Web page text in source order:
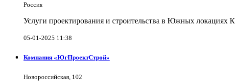
Россия
Услуги проектирования и строительства в Южных локациях
05-01-2025 11:38
Компания «ЮгПроектСтрой»
Новороссийская, 102